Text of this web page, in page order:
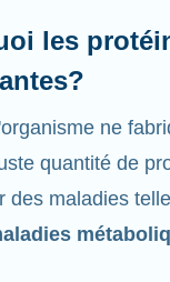
les
ne
quantité de
des maladies